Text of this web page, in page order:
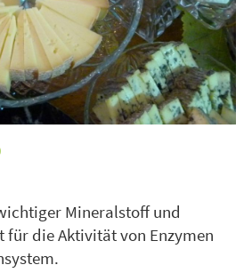
Mineralstoff und
für die Aktivität von Enzymen